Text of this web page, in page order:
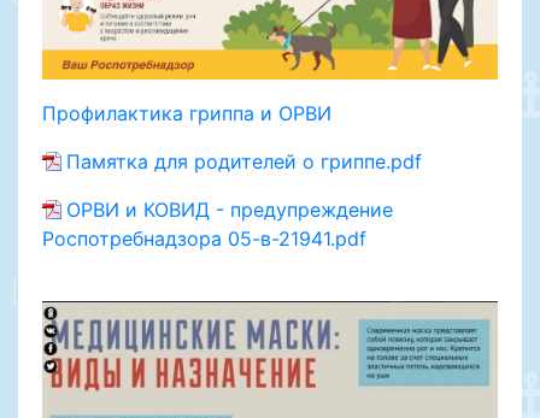
Профилактика гриппа и ОРВИ
Памятка для родителей о гриппе.pdf
ОРВИ и КОВИД - предупреждение
Роспотребнадзора 05-в-21941.pdf